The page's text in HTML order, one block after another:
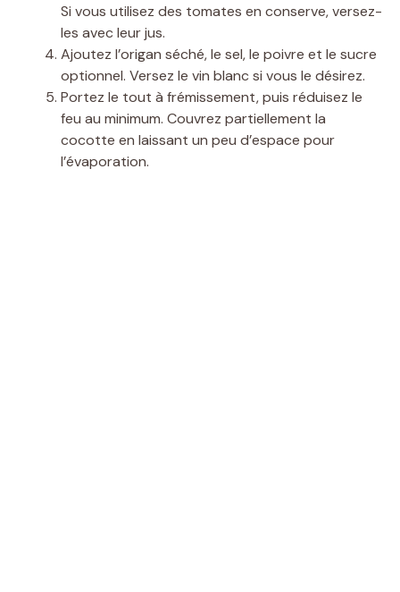
Si vous utilisez des tomates en conserve, versez-
les avec leur jus.
Ajoutez l’origan séché, le sel, le poivre et le sucre
optionnel. Versez le vin blanc si vous le désirez.
Portez le tout à frémissement, puis réduisez le
feu au minimum. Couvrez partiellement la
cocotte en laissant un peu d’espace pour
l’évaporation.